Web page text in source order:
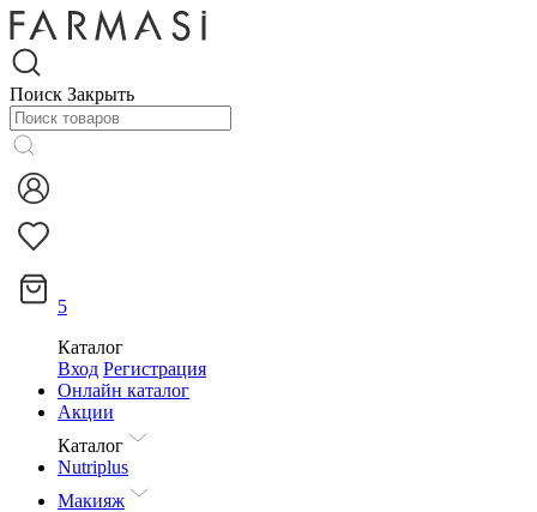
Поиск Закрыть
5
Каталог
Вход Регистрация
Онлайн каталог
Акции
Каталог
Nutriplus
Макияж